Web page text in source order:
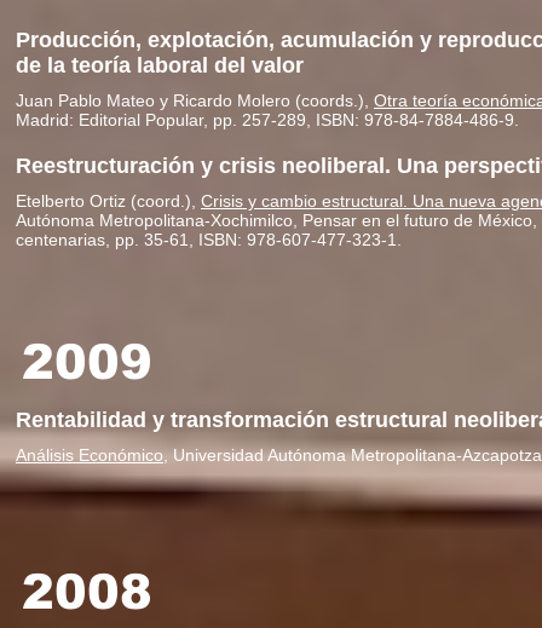
Producción, explotación, acumulación y
de la teoría laboral del valor
Juan Pablo Mateo y Ricardo Molero (coords.), Otra teoría
Madrid: Editorial Popular, pp. 257-289, ISBN: 978-84-7884-486-9.
Reestructuración y crisis neoliberal. Una
Etelberto Ortiz (coord.), Crisis y cambio estructural. Una nueva
Autónoma Metropolitana-Xochimilco, Pensar en el futuro de
centenarias, pp. 35-61, ISBN: 978-607-477-323-1.
2009
Rentabilidad y transformación estructural
Análisis Económico , Universidad Autónoma Metropolitana-
2008